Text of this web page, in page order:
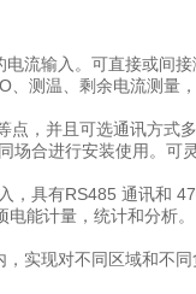
流输入。可直接或间
测温、剩余电流测量
，并且可选通讯方式
场合进行安装使用。可
具有RS485 通讯和
能计量，统计和分析。
实现对不同区域和不同